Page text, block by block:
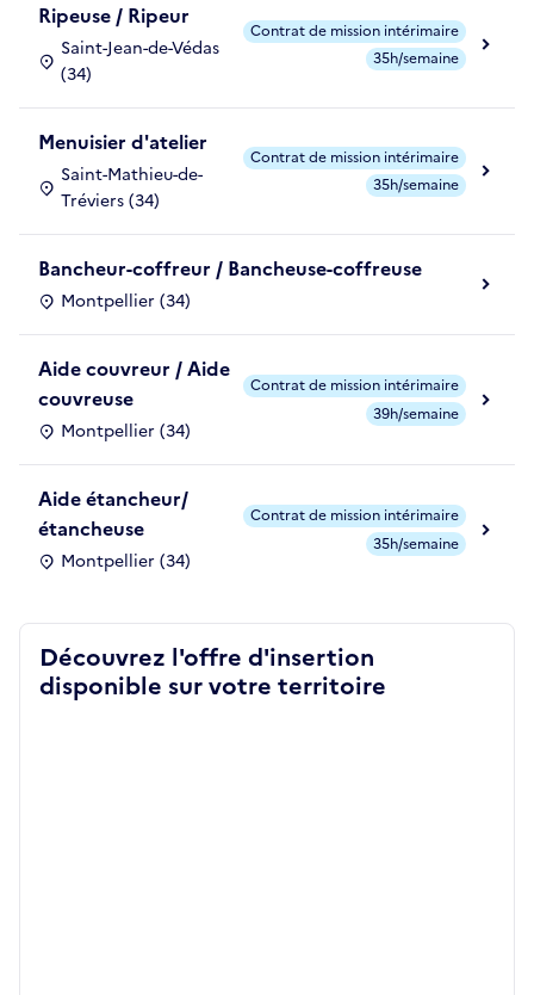
Ripeuse / Ripeur
Saint-Jean-de-Védas
(34)
Contrat de mission intérimaire
35h/semaine
Menuisier d'atelier
Saint-Mathieu-de-
Tréviers (34)
Contrat de mission intérimaire
35h/semaine
Bancheur-coffreur / Bancheuse-coffreuse
Montpellier (34)
Aide couvreur / Aide
couvreuse
Montpellier (34)
Contrat de mission intérimaire
39h/semaine
Aide étancheur/
étancheuse
Montpellier (34)
Contrat de mission intérimaire
35h/semaine
Découvrez l'offre d'insertion
disponible sur votre territoire